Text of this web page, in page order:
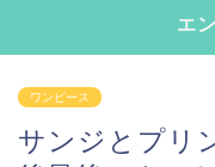
エ
ワンピース
サンジとプリ